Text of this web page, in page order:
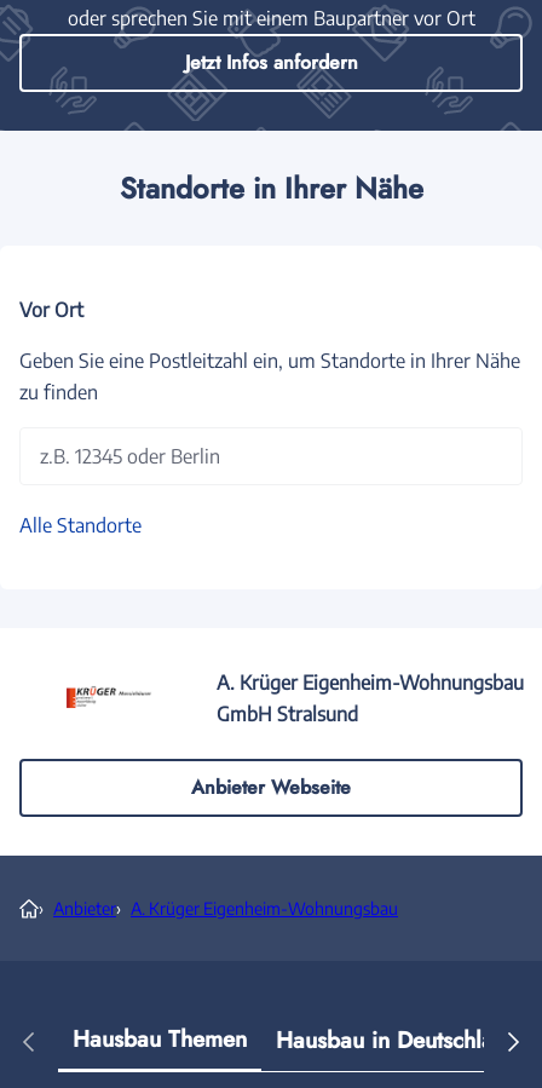
oder sprechen Sie mit einem Baupartner vor Ort
Jetzt Infos anfordern
Standorte in Ihrer Nähe
Vor Ort
Geben Sie eine Postleitzahl ein, um Standorte in Ihrer Nähe
zu finden
z.B. 12345 oder Berlin
Alle Standorte
A. Krüger Eigenheim-Wohnungsbau
GmbH Stralsund
Anbieter Webseite
› Anbieter› A. Krüger Eigenheim-Wohnungsbau
Hausbau Themen Hausbau in Deutschland